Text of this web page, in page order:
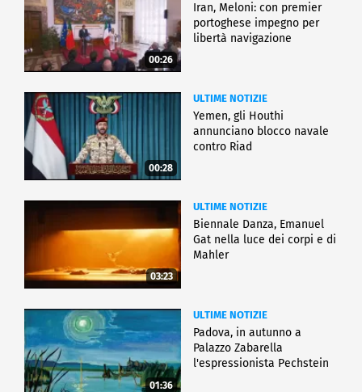
00:26
Iran, Meloni: con premier
portoghese impegno per
libertà navigazione
00:28
ULTIME NOTIZIE
Yemen, gli Houthi
annunciano blocco navale
contro Riad
03:23
ULTIME NOTIZIE
Biennale Danza, Emanuel
Gat nella luce dei corpi e di
Mahler
01:36
ULTIME NOTIZIE
Padova, in autunno a
Palazzo Zabarella
l'espressionista Pechstein